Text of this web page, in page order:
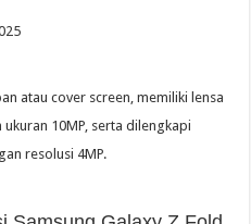
atau cover screen, memiliki lensa
10MP, serta dilengkapi
resolusi 4MP.